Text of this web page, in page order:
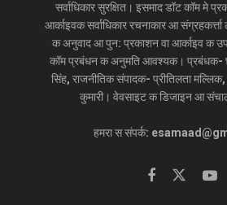
सर्वाधिकार सुरक्षित। इसमाद डॉट कॉम मे
आर्काइवक सर्वाधिकार रचनाकार आ
क अनुवाद आ पुन: प्रकाशन वा आर्काइव क
कॉम प्रबंधन क अनुमति आवश्यक। प्रबंधक-
सिंह, राजनीतिक संपादक- प्रीतिलता
कुमारी। वेवसाइट क डिजाइन आ
हमरा स संपर्क: